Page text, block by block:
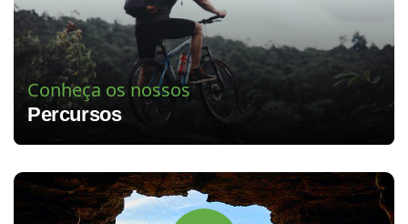
Conheça os nossos
Percursos